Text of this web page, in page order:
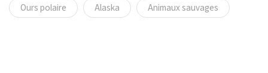
Ours polaire Alaska Animaux sauvages